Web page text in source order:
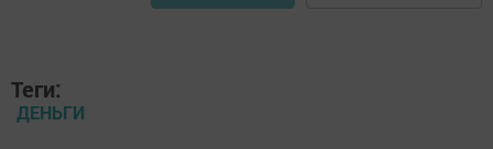
Теги:
ДЕНЬГИ